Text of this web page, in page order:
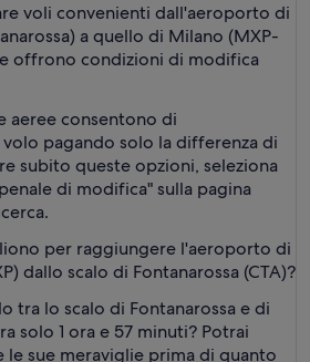
voli convenienti dall'aeroporto di
a quello di Milano (MXP-
offrono condizioni di modifica
aeree consentono di
pagando solo la differenza di
subito queste opzioni, seleziona
di modifica" sulla pagina
per raggiungere l'aeroporto di
dallo scalo di Fontanarossa (CTA)?
tra lo scalo di Fontanarossa e di
solo 1 ora e 57 minuti? Potrai
le sue meraviglie prima di quanto